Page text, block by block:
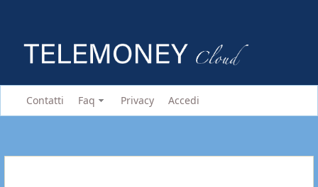
Contatti Faq Privacy Accedi